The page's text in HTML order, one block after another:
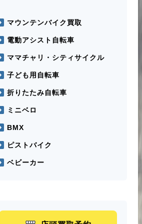
マウンテンバイク買取
電動アシスト自転車
ママチャリ・シティサイクル
子ども用自転車
折りたたみ自転車
ミニベロ
BMX
ピストバイク
ベビーカー